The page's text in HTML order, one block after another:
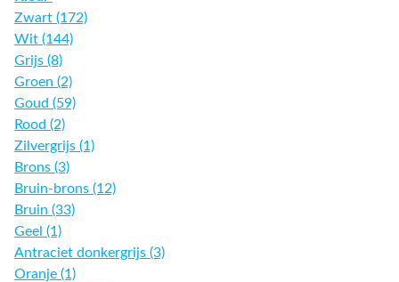
Zwart (172)
Wit (144)
Grijs (8)
Groen (2)
Goud (59)
Rood (2)
Zilvergrijs (1)
Brons (3)
Bruin-brons (12)
Bruin (33)
Geel (1)
Antraciet donkergrijs (3)
Oranje (1)